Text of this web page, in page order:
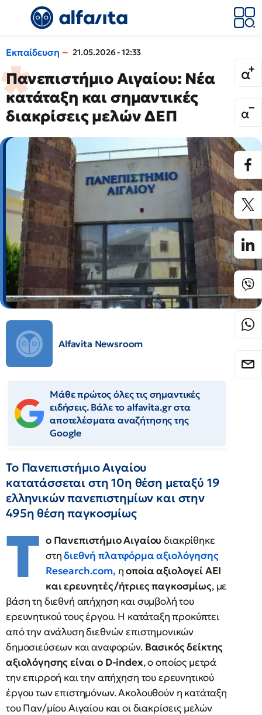
Εκπαίδευση 21.05.2026 - 12:33
Πανεπιστήμιο Αιγαίου: Νέα
κατάταξη και σημαντικές
διακρίσεις μελών ΔΕΠ
Alfavita Newsroom
Μάθε πρώτος όλες τις σημαντικές
ειδήσεις. Βάλε το alfavita.gr στα
αποτελέσματα αναζήτησης της
Google
Το Πανεπιστήμιο Αιγαίου
κατατάσσεται στη 10η θέση μεταξύ 19
ελληνικών πανεπιστημίων και στην
495η θέση παγκοσμίως
Τ ο Πανεπιστήμιο Αιγαίου διακρίθηκε
στηδιεθνή πλατφόρμα αξιολόγησης
Research.com, ηοποία αξιολογεί ΑΕΙ
και ερευνητές/ήτριες παγκοσμίως, με
βάση τη διεθνή απήχηση και συμβολή του
ερευνητικού τους έργου. Η κατάταξη προκύπτει
από την ανάλυση διεθνών επιστημονικών
δημοσιεύσεων και αναφορών. Βασικός δείκτης
αξιολόγησης είναι ο D-index, ο οποίος μετρά
την επιρροή και την απήχηση του ερευνητικού
έργου των επιστημόνων. Ακολουθούν η κατάταξη
του Παν/μίου Αιγαίου και οι διακρίσεις μελών